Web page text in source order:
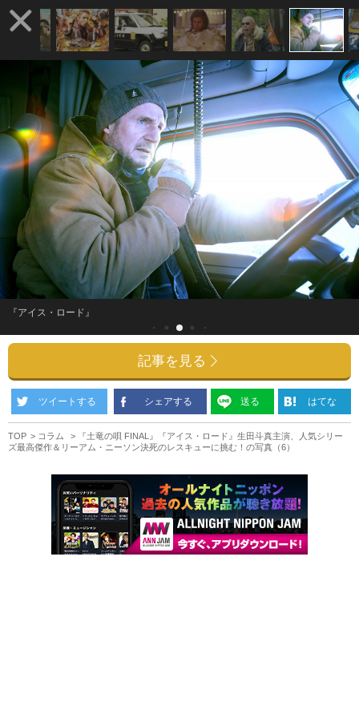
『アイス・ロード』
記事を見る
ツイートする シェアする 送る はてな
TOP コラム
『土竜の唄 FINAL』『アイス・ロード』生田斗真主演、人気シリー
ズ最高傑作＆リーアム・ニーソン決死のレスキューに挑む！の写真（6）